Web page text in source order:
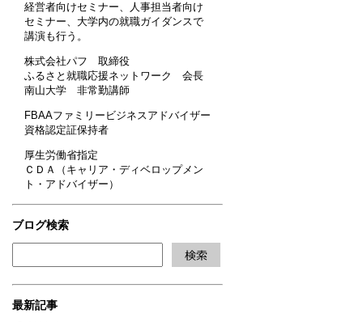
経営者向けセミナー、人事担当者向け
セミナー、大学内の就職ガイダンスで
講演も行う。
株式会社パフ 取締役
ふるさと就職応援ネットワーク 会長
南山大学 非常勤講師
FBAAファミリービジネスアドバイザー
資格認定証保持者
厚生労働省指定
ＣＤＡ（キャリア・ディベロップメン
ト・アドバイザー）
ブログ検索
最新記事